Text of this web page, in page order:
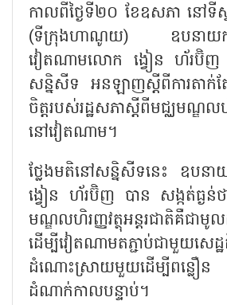
កាលពីថ្ងៃទី២០ ខែឧសភា នៅទីស្ន
(ទីក្រុងហាណូយ) ឧបនាយករដ្ឋ
វៀតណាមលោក ង្វៀន ហ័រប៊ិញ ប
សន្និសីទ អនឡាញស្តីពីការតាក់ត
ចិត្តរបស់រដ្ឋសភាស្តីពីមជ្ឈមណ្ឌលហិ
នៅវៀតណាម។
ថ្លែងមតិនៅសន្និសីទនេះ ឧបនា
ង្វៀន ហ័រប៊ិញ បាន សង្កត់ធ្ងន់ថ
មណ្ឌលហិរញ្ញវត្ថុអន្តរជាតិគឺជាមូ
ដើម្បីវៀតណាមតភ្ជាប់ជាមួយសេ
ដំណោះស្រាយមួយដើម្បីពន្លឿ
ដំណាក់កាលបន្ទាប់។